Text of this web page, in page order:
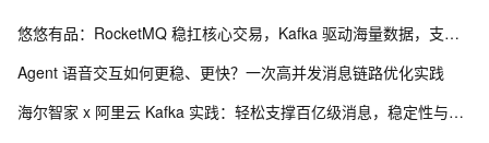
悠悠有品：RocketMQ 稳扛核心交易，Kafka 驱动海量数据，支撑高并发游戏饰品交易平台
Agent 语音交互如何更稳、更快？一次高并发消息链路优化实践
海尔智家 x 阿里云 Kafka 实践：轻松支撑百亿级消息，稳定性与效率双提升